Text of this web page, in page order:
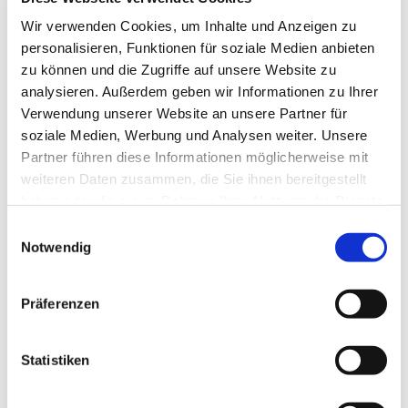
Wir verwenden Cookies, um Inhalte und Anzeigen zu
personalisieren, Funktionen für soziale Medien anbieten
zu können und die Zugriffe auf unsere Website zu
analysieren. Außerdem geben wir Informationen zu Ihrer
Verwendung unserer Website an unsere Partner für
soziale Medien, Werbung und Analysen weiter. Unsere
Partner führen diese Informationen möglicherweise mit
weiteren Daten zusammen, die Sie ihnen bereitgestellt
Notwendig
Präferenzen
Statistiken
Daniel Schwarzmann
Barbara Seydich
Roland Wanke
Gemeindebüro für die esm
Römerstraße 57
Tel.02365 - 96 03 0
Mo., Di., Do. u. Fr.: